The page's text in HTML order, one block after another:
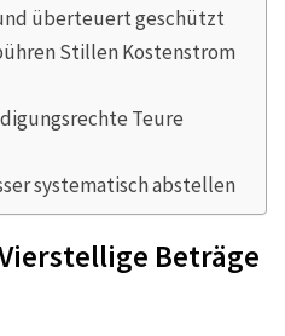
überteuert geschützt
Stillen Kostenstrom
Teure
systematisch abstellen
Beträge